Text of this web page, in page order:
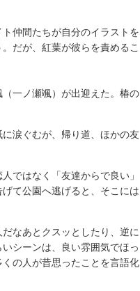
仲間たちが自分のイラストを
だが、紅葉が彼らを責めるこ
一ノ瀬颯）が出迎えた。椿の
涙ぐむが、帰り道、ほかの友
ではなく「友達からで良い」
て公園へ逃げると、そこには
なあとクスッとしたり、逆に
シーンは、良い雰囲気でほっ
の人が昔思ったことを言語化